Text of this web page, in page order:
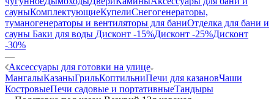
сауныКомплектующиеКупелиСнегогенераторы,
туманогенераторы и вентиляторы для баниОтделка для бани и
сауны Баки для воды Дисконт -15%Дисконт -25%Дисконт
-30%
—
Аксессуары для готовки на улице
МангалыКазаныГрильКоптильниПечи для казановЧаши
КостровыеПечи садовые и портативныеТандыры